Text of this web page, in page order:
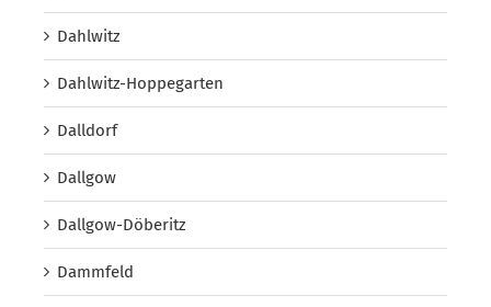
Dahlwitz
Dahlwitz-Hoppegarten
Dalldorf
Dallgow
Dallgow-Döberitz
Dammfeld